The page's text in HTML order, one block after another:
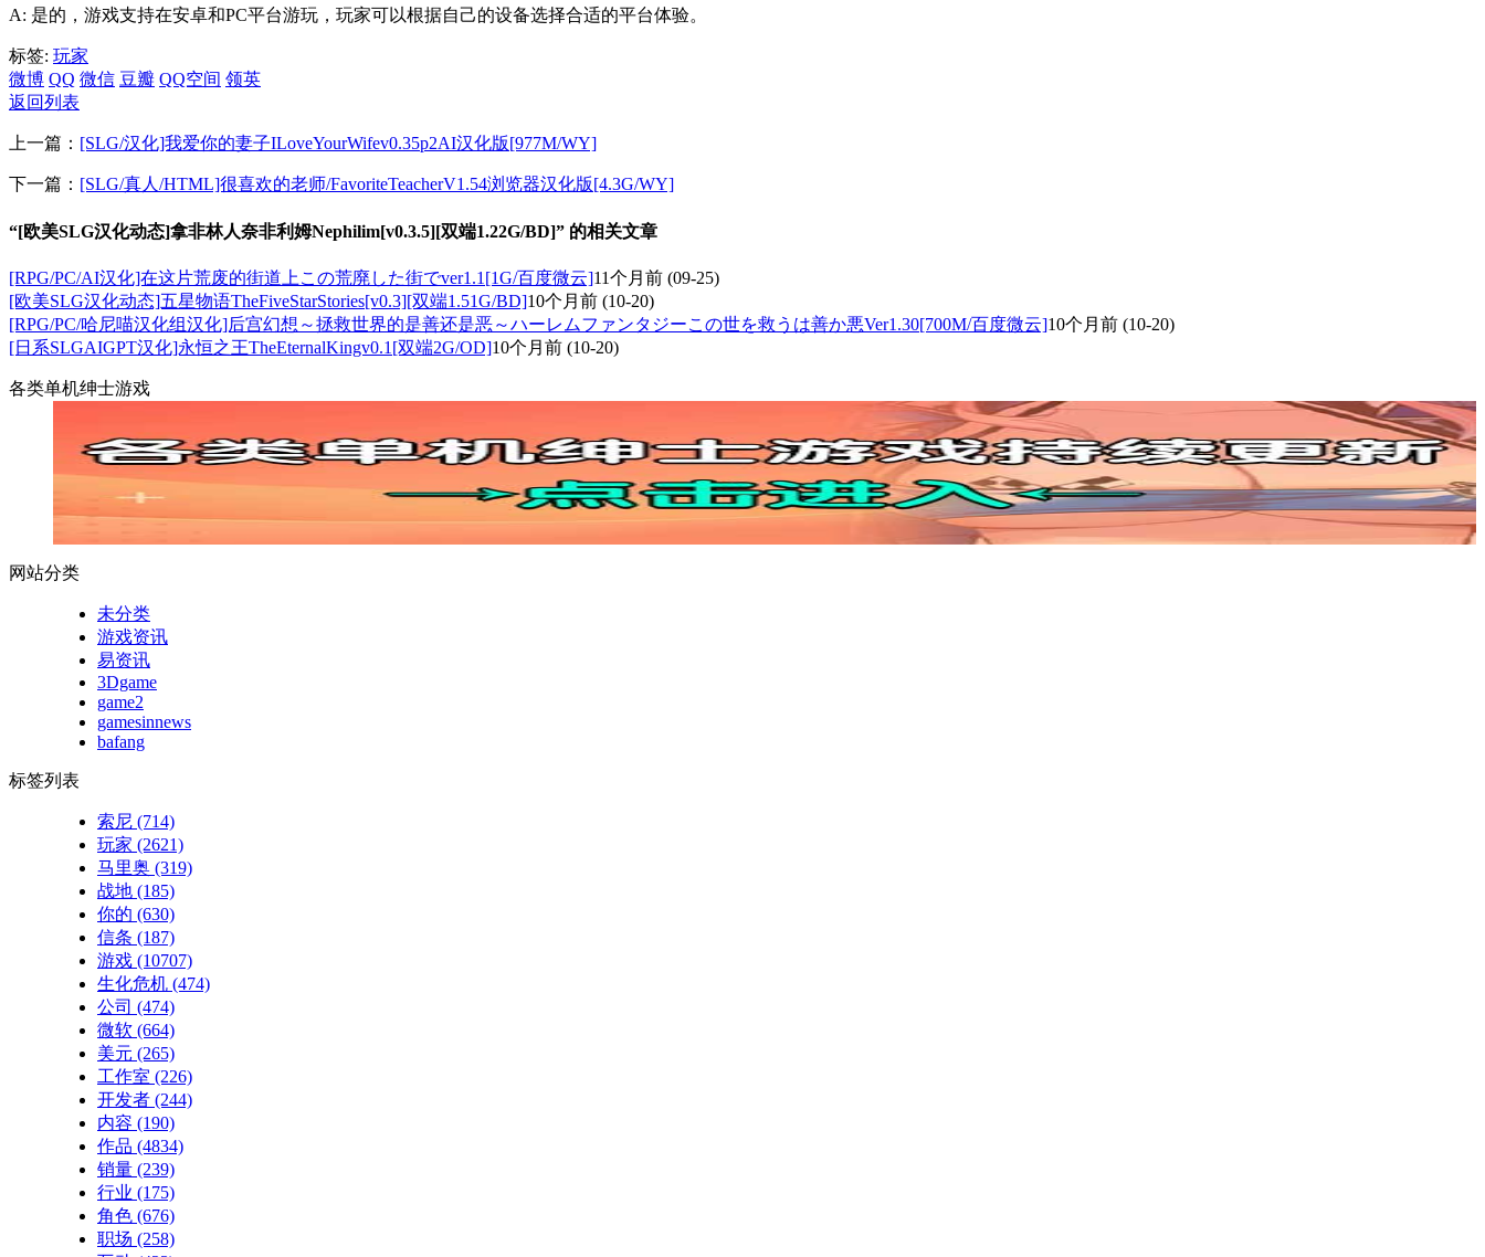
A: 是的，游戏支持在安卓和PC平台游玩，玩家可以根据自己的设备选择合适的平台体验。
标签: 玩家
微博 QQ 微信 豆瓣 QQ空间 领英
返回列表
上一篇： [SLG/汉化]我爱你的妻子ILoveYourWifev0.35p2AI汉化版[977M/WY]
下一篇： [SLG/真人/HTML]很喜欢的老师/FavoriteTeacherV1.54浏览器汉化版[4.3G/WY]
“[欧美SLG汉化动态]拿非林人奈非利姆Nephilim[v0.3.5][双端1.22G/BD]” 的相关文章
[RPG/PC/AI汉化]在这片荒废的街道上この荒廃した街でver1.1[1G/百度微云]11个月前 (09-25)
[欧美SLG汉化动态]五星物语TheFiveStarStories[v0.3][双端1.51G/BD]10个月前 (10-20)
[RPG/PC/哈尼喵汉化组汉化]后宫幻想～拯救世界的是善还是恶～ハーレムファンタジーこの世を救うは善か悪Ver1.30[700M/百度微云]10个月前 (10-20)
[日系SLGAIGPT汉化]永恒之王TheEternalKingv0.1[双端2G/OD]10个月前 (10-20)
各类单机绅士游戏
网站分类
未分类
游戏资讯
易资讯
3Dgame
game2
gamesinnews
bafang
标签列表
索尼 (714)
玩家 (2621)
马里奥 (319)
战地 (185)
你的 (630)
信条 (187)
游戏 (10707)
生化危机 (474)
公司 (474)
微软 (664)
美元 (265)
工作室 (226)
开发者 (244)
内容 (190)
作品 (4834)
销量 (239)
行业 (175)
角色 (676)
职场 (258)